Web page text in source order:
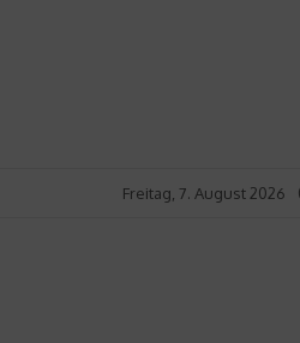
Freitag, 7. August 2026